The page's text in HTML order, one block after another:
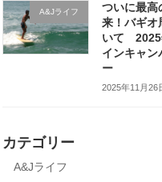
A&Jライフ
ついに最高
来！バギオ
いて 2025
インキャン
ー
2025年11月26
カテゴリー
A&Jライフ